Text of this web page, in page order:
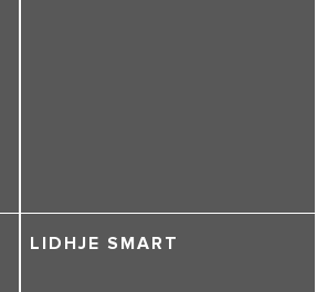
LIDHJE SMART